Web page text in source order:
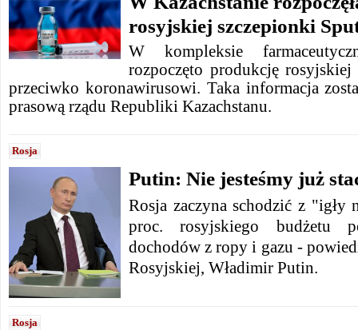
rosyjskiej szczepionki
W kompleksie
rozpoczęto produkcję
przeciwko koronawirusowi. Taka informacja
prasową rządu Republiki Kazachstanu.
Rosja
Putin: Nie jesteśmy już
Rosja zaczyna schodzić z "igły
proc. rosyjskiego budżetu
dochodów z ropy i gazu -
Rosyjskiej, Władimir Putin.
Rosja